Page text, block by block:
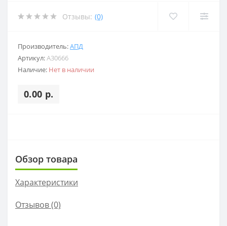
Отзывы: (0)
Производитель:АПД
Артикул:A30666
Наличие: Нет в наличии
0.00 р.
Обзор товара
Характеристики
Отзывов (0)